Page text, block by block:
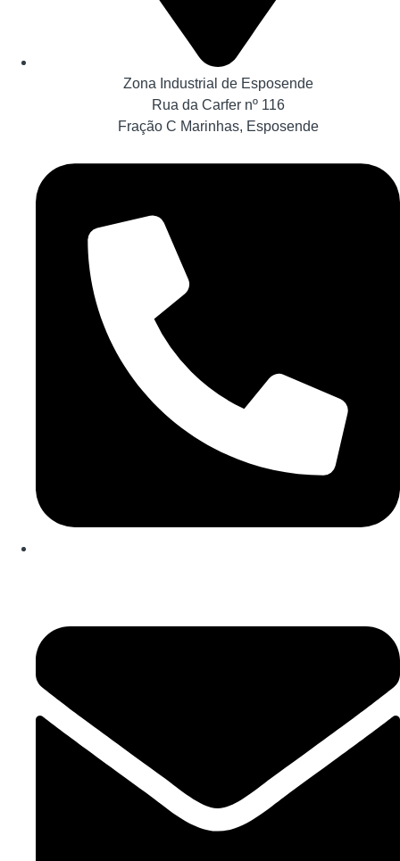
Zona Industrial de Esposende
Rua da Carfer nº 116
Fração C Marinhas, Esposende